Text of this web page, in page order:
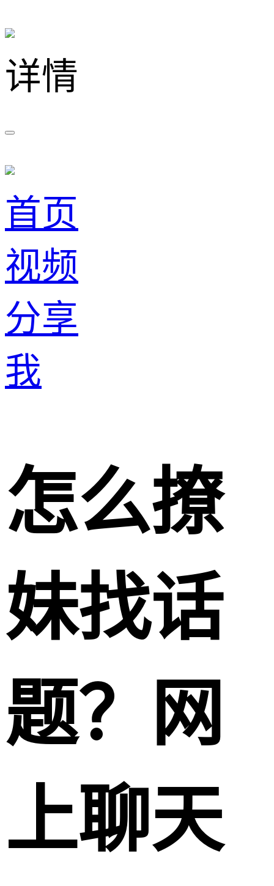
详情
首页
视频
分享
我
怎么撩
妹找话
题？网
上聊天